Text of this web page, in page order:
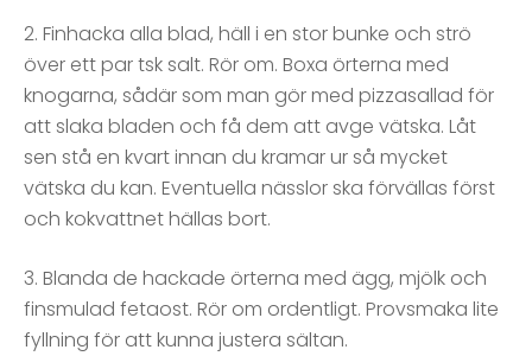
2. Finhacka alla blad, häll i en stor bunke och strö
över ett par tsk salt. Rör om. Boxa örterna med
knogarna, sådär som man gör med pizzasallad för
att slaka bladen och få dem att avge vätska. Låt
sen stå en kvart innan du kramar ur så mycket
vätska du kan. Eventuella nässlor ska förvällas först
och kokvattnet hällas bort.
3. Blanda de hackade örterna med ägg, mjölk och
finsmulad fetaost. Rör om ordentligt. Provsmaka lite
fyllning för att kunna justera sältan.